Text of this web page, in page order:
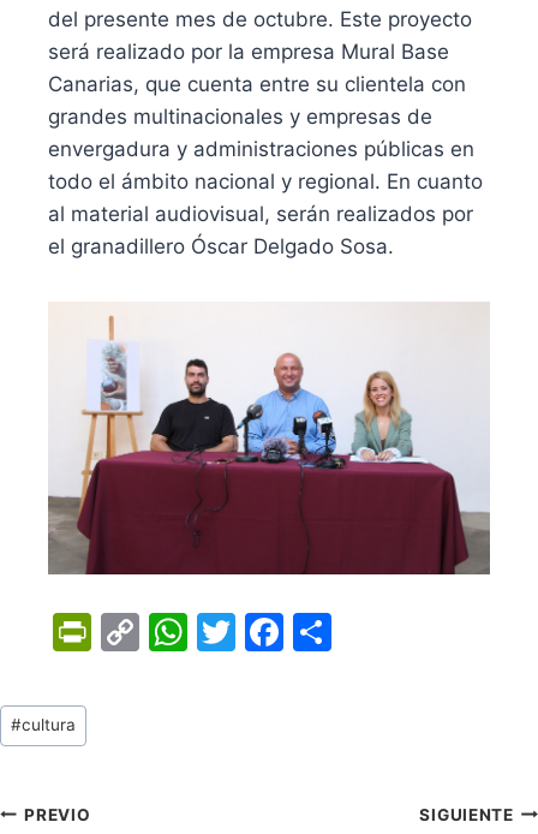
del presente mes de octubre. Este proyecto
será realizado por la empresa Mural Base
Canarias, que cuenta entre su clientela con
grandes multinacionales y empresas de
envergadura y administraciones públicas en
todo el ámbito nacional y regional. En cuanto
al material audiovisual, serán realizados por
el granadillero Óscar Delgado Sosa.
Pr C
W T
F
Tags
de
#cultura
Navegación
PREVIO SIGUIENTE